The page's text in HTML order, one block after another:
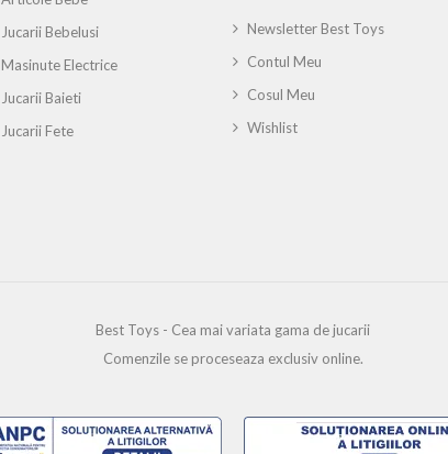
Jucarii Bebelusi
Masinute Electrice
Jucarii Baieti
Jucarii Fete
Newsletter Best Toys
Contul Meu
Cosul Meu
Wishlist
Best Toys - Cea mai variata gama de jucarii
Comenzile se proceseaza exclusiv online.